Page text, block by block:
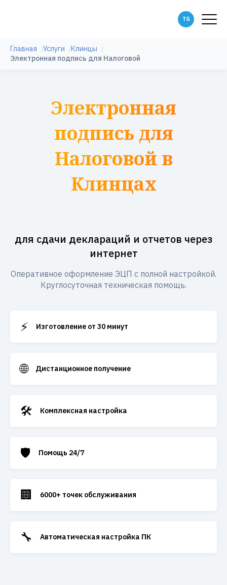
Главная Услуги
Клинцы
Электронная подпись для Налоговой
Электронная
подпись для
Налоговой в
Клинцах
для сдачи деклараций и отчетов через
интернет
Оперативное оформление ЭЦП с полной настройкой.
Круглосуточная техническая помощь.
⚡ Изготовление от 30 минут
🌐 Дистанционное получение
🛠️ Комплексная настройка
🛡️ Помощь 24/7
🏢 6000+ точек обслуживания
🔧 Автоматическая настройка ПК